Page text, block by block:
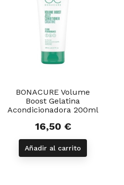
BONACURE Volume
Boost Gelatina
Acondicionadora 200ml
Precio
16,50 €
Añadir al carrito